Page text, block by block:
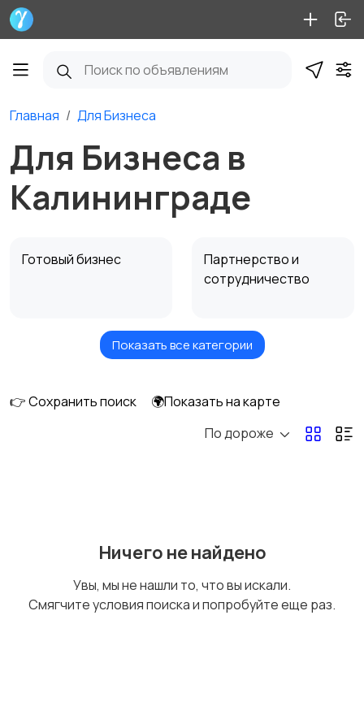
Главная Для Бизнеса
Для Бизнеса в
Калининграде
Готовый бизнес
Партнерство и
сотрудничество
ОборудованиеПоказать все категории
👉 Сохранить поиск
🌍Показать на карте
По дороже
Ничего не найдено
Увы, мы не нашли то, что вы искали.
Смягчите условия поиска и попробуйте еще раз.